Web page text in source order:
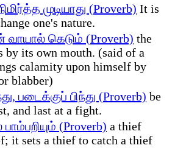
முடியாது (Proverb) It is
one's nature.
கெடும் (Proverb) the
by its own mouth. (said of a
calamity upon himself by
blabber)
படைக்குப் பிந்து (Proverb) be
and last at a fight.
(Proverb) a thief
it sets a thief to catch a thief